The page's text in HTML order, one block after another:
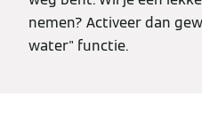
nemen? Activeer dan
water" functie.